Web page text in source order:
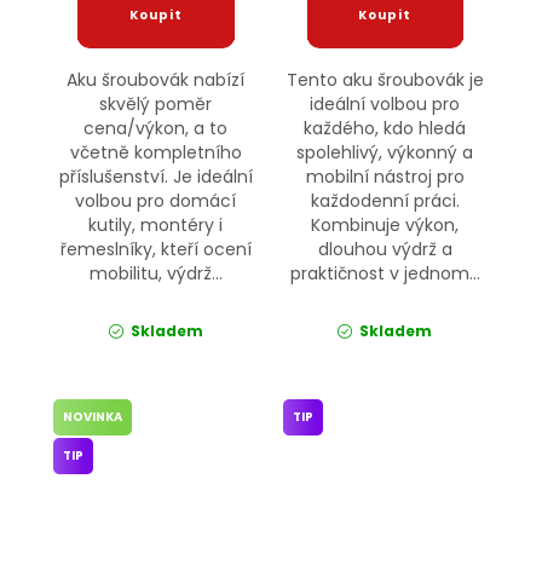
Aku šroubovák nabízí
skvělý poměr
cena/výkon, a to
včetně kompletního
příslušenství. Je ideální
volbou pro domácí
kutily, montéry i
řemeslníky, kteří ocení
mobilitu, výdrž...
Skladem
Tento aku šroubovák je
ideální volbou pro
každého, kdo hledá
spolehlivý, výkonný a
mobilní nástroj pro
každodenní práci.
Kombinuje výkon,
dlouhou výdrž a
praktičnost v jednom...
Skladem
NOVINKA
TIP
TIP